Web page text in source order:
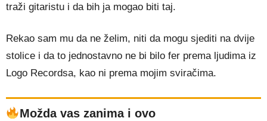
traži gitaristu i da bih ja mogao biti taj.
Rekao sam mu da ne želim, niti da mogu sjediti na dvije
stolice i da to jednostavno ne bi bilo fer prema ljudima iz
Logo Recordsa, kao ni prema mojim sviračima.
Možda vas zanima i ovo